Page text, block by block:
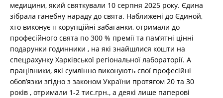
медицини, який святкували 10 серпня 2025 року. Єдина
зібрала ганебну нараду до свята. Наближені до Єдиной,
хто виконує її корупційні забаганки, отримали до
професійного свята по 300 % премії та памʼятні цінні
подарунки годинники , на які знайшлися кошти на
спецрахунку Харківської регіональної лабораторії. А
працівники, які сумлінно виконують свої професійні
обовʼязки згідно з законом України протягом 20 та 30
років , отримали 1-2 тис.грн., а деякі лише паперові